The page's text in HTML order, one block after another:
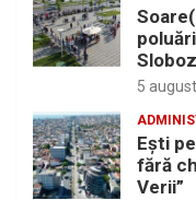
5
Eşti
fără
Verii”